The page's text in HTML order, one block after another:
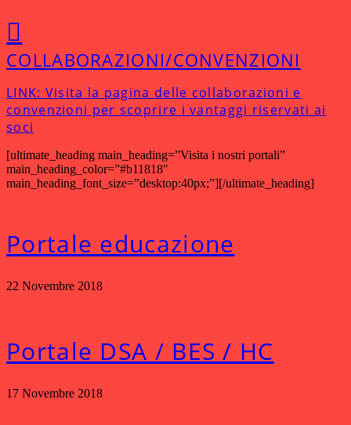
COLLABORAZIONI/CONVENZIONI
LINK: Visita la pagina delle collaborazioni e
convenzioni per scoprire i vantaggi riservati ai
soci
[ultimate_heading main_heading=”Visita i nostri portali”
main_heading_color=”#b11818″
main_heading_font_size=”desktop:40px;”][/ultimate_heading]
Portale educazione
22 Novembre 2018
Portale DSA / BES / HC
17 Novembre 2018